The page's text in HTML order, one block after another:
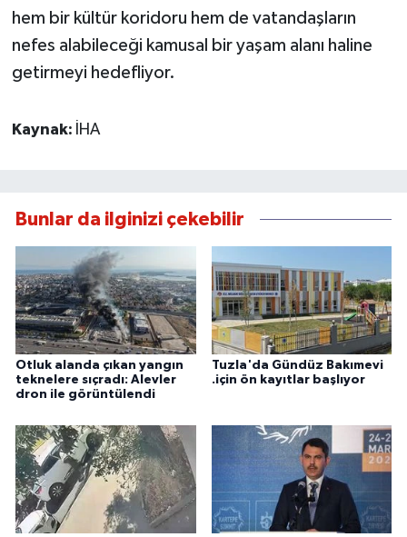
hem bir kültür koridoru hem de vatandaşların
nefes alabileceği kamusal bir yaşam alanı haline
getirmeyi hedefliyor.
Kaynak: İHA
Bunlar da ilginizi çekebilir
Otluk alanda çıkan yangın
teknelere sıçradı: Alevler
dron ile görüntülendi
Tuzla'da Gündüz Bakımevi
.için ön kayıtlar başlıyor